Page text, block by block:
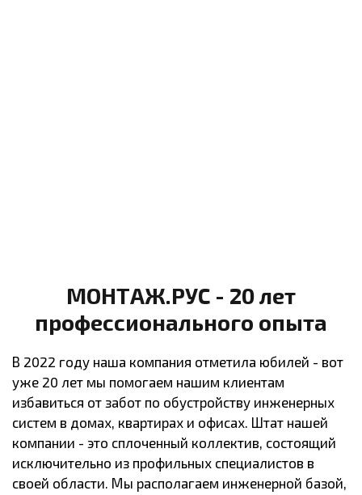
МОНТАЖ.РУС - 20 лет
профессионального опыта
В 2022 году наша компания отметила юбилей - вот
уже 20 лет мы помогаем нашим клиентам
избавиться от забот по обустройству инженерных
систем в домах, квартирах и офисах. Штат нашей
компании - это сплоченный коллектив, состоящий
исключительно из профильных специалистов в
своей области. Мы располагаем инженерной базой,